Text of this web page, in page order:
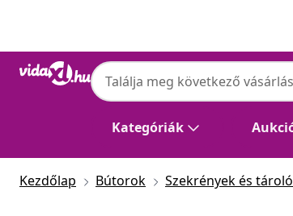
Kategóriák
Kezdőlap Bútorok Szekrények és